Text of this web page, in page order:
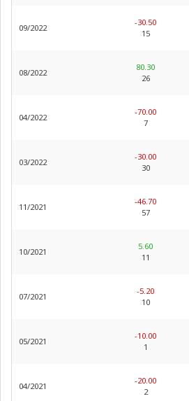
09/2022
-30.50
15
08/2022
80.30
26
04/2022
-70.00
7
03/2022
-30.00
30
11/2021
-46.70
57
10/2021
5.60
11
07/2021
-5.20
10
05/2021
-10.00
1
04/2021
-20.00
2